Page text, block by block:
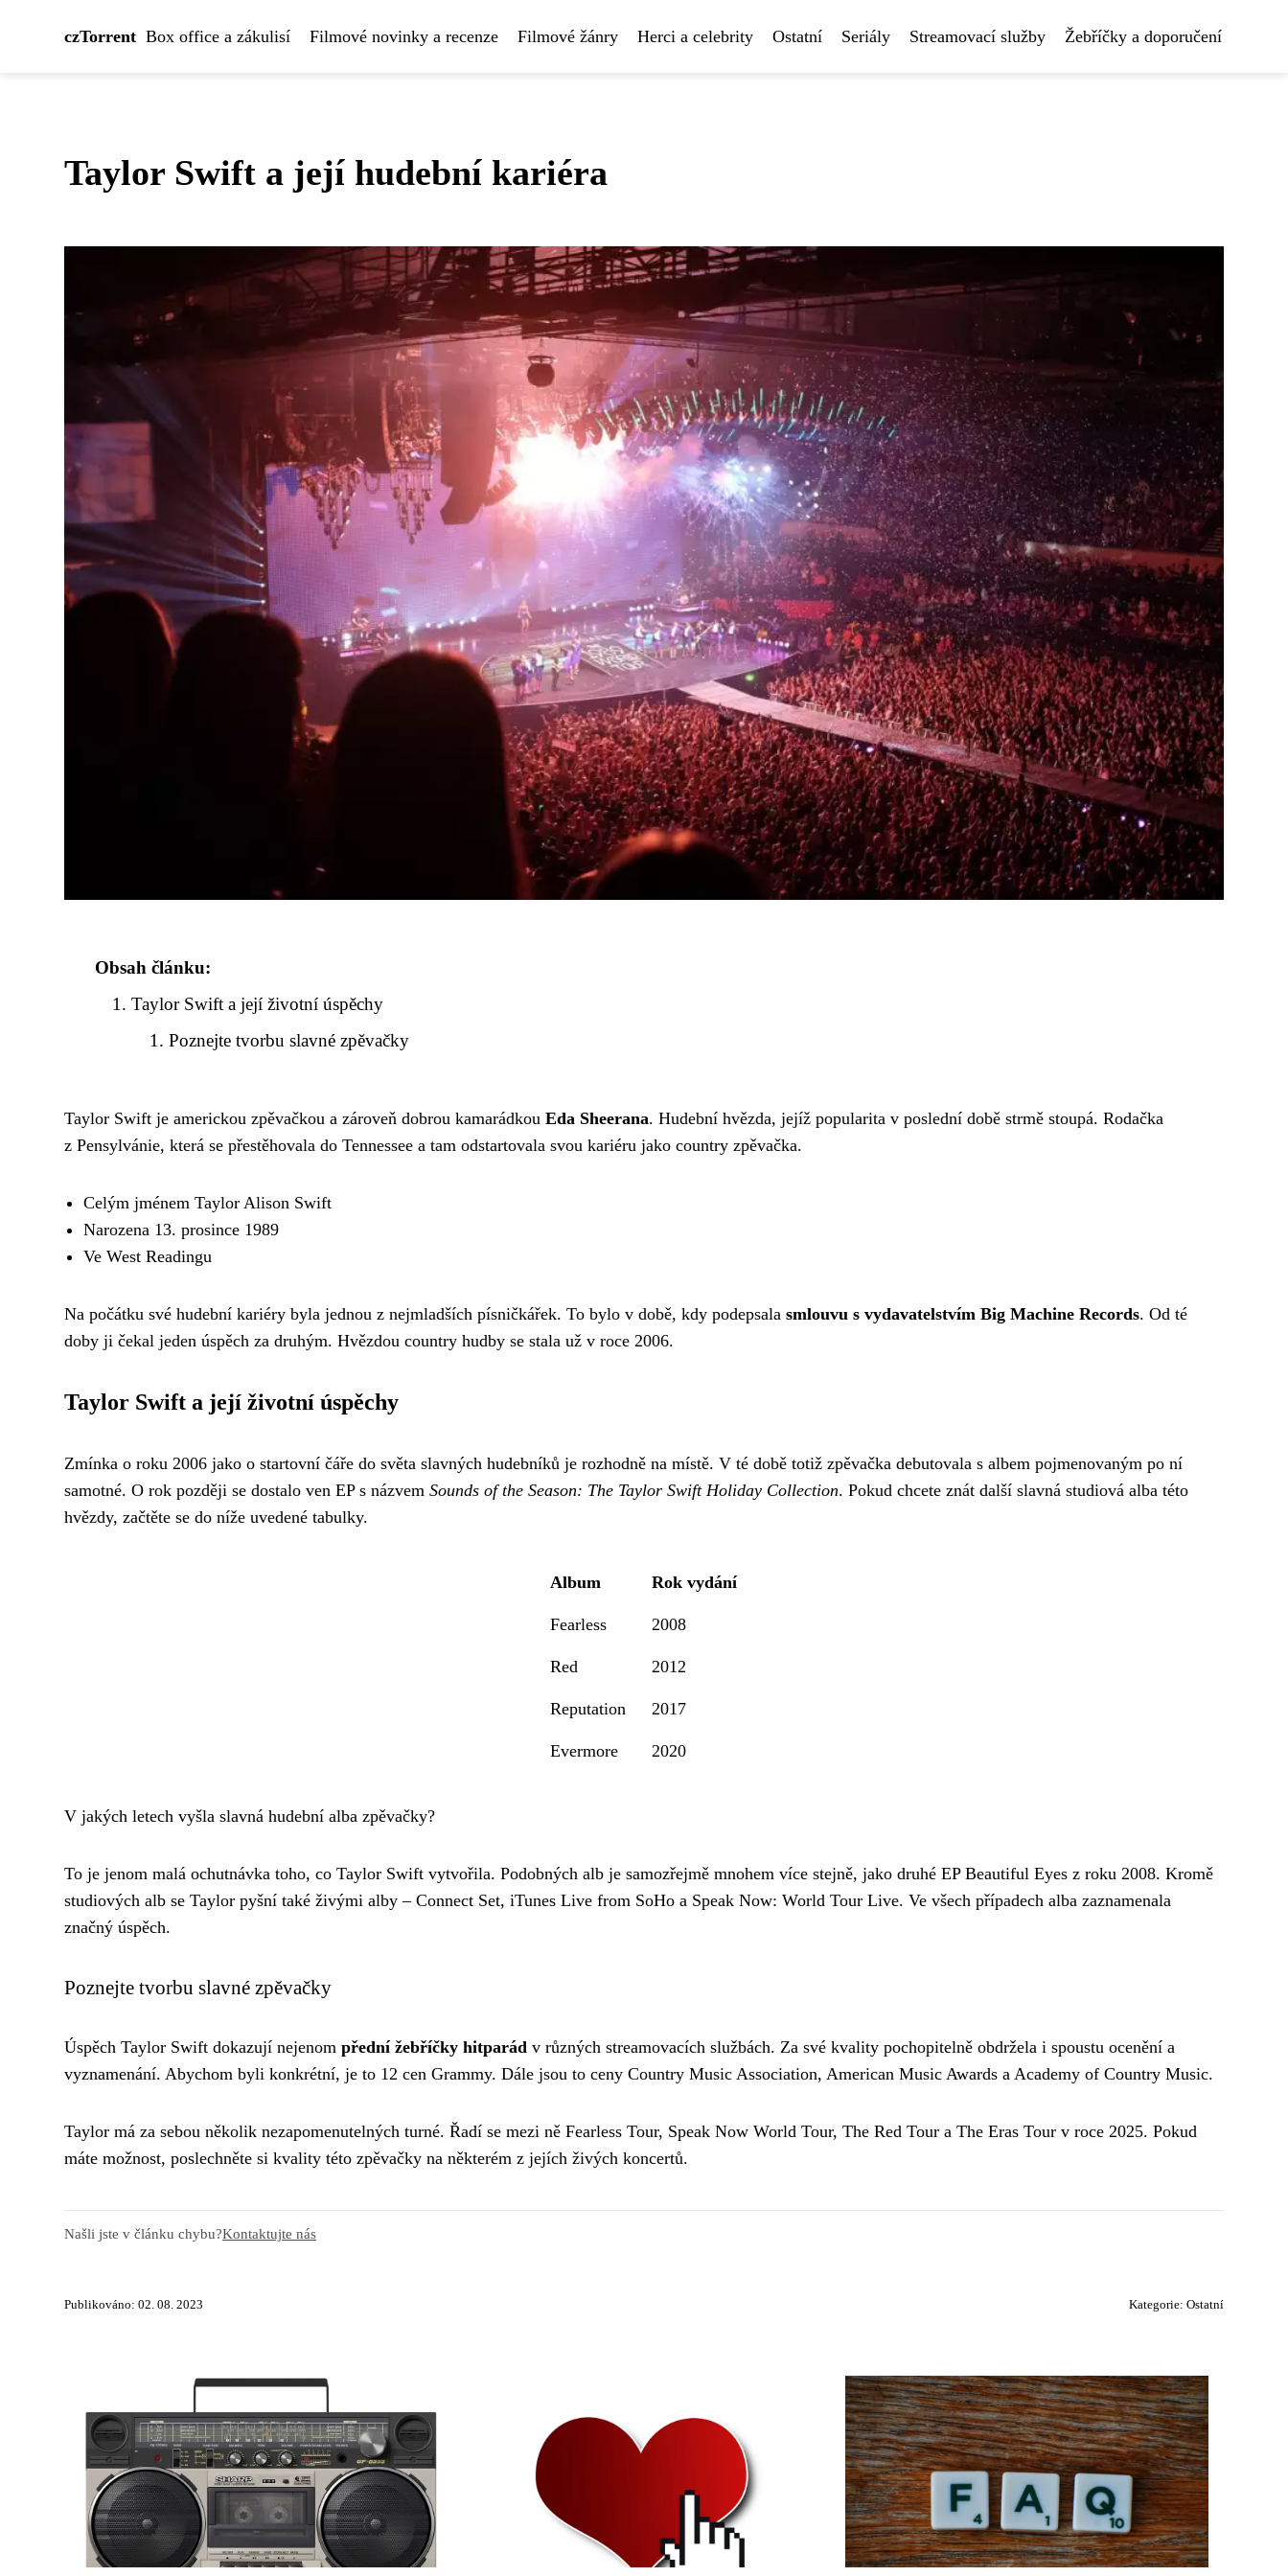
czTorrent Box office a zákulisí Filmové novinky a recenze Filmové žánry Herci a celebrity Ostatní Seriály Streamovací služby Žebříčky a doporučení
Taylor Swift a její hudební kariéra
Obsah článku:
Taylor Swift a její životní úspěchy
Poznejte tvorbu slavné zpěvačky
Taylor Swift je americkou zpěvačkou a zároveň dobrou kamarádkou Eda Sheerana. Hudební hvězda, jejíž popularita v poslední době strmě stoupá. Rodačka
z Pensylvánie, která se přestěhovala do Tennessee a tam odstartovala svou kariéru jako country zpěvačka.
Celým jménem Taylor Alison Swift
Narozena 13. prosince 1989
Ve West Readingu
Na počátku své hudební kariéry byla jednou z nejmladších písničkářek. To bylo v době, kdy podepsala smlouvu s vydavatelstvím Big Machine Records. Od té
doby ji čekal jeden úspěch za druhým. Hvězdou country hudby se stala už v roce 2006.
Taylor Swift a její životní úspěchy
Zmínka o roku 2006 jako o startovní čáře do světa slavných hudebníků je rozhodně na místě. V té době totiž zpěvačka debutovala s albem pojmenovaným po ní
samotné. O rok později se dostalo ven EP s názvem Sounds of the Season: The Taylor Swift Holiday Collection. Pokud chcete znát další slavná studiová alba této
hvězdy, začtěte se do níže uvedené tabulky.
Album Rok vydání
Fearless 2008
Red 2012
Reputation 2017
Evermore 2020
V jakých letech vyšla slavná hudební alba zpěvačky?
To je jenom malá ochutnávka toho, co Taylor Swift vytvořila. Podobných alb je samozřejmě mnohem více stejně, jako druhé EP Beautiful Eyes z roku 2008. Kromě
studiových alb se Taylor pyšní také živými alby – Connect Set, iTunes Live from SoHo a Speak Now: World Tour Live. Ve všech případech alba zaznamenala
značný úspěch.
Poznejte tvorbu slavné zpěvačky
Úspěch Taylor Swift dokazují nejenom přední žebříčky hitparád v různých streamovacích službách. Za své kvality pochopitelně obdržela i spoustu ocenění a
vyznamenání. Abychom byli konkrétní, je to 12 cen Grammy. Dále jsou to ceny Country Music Association, American Music Awards a Academy of Country Music.
Taylor má za sebou několik nezapomenutelných turné. Řadí se mezi ně Fearless Tour, Speak Now World Tour, The Red Tour a The Eras Tour v roce 2025. Pokud
máte možnost, poslechněte si kvality této zpěvačky na některém z jejích živých koncertů.
Našli jste v článku chybu?Kontaktujte nás
Publikováno: 02. 08. 2023 Kategorie: Ostatní